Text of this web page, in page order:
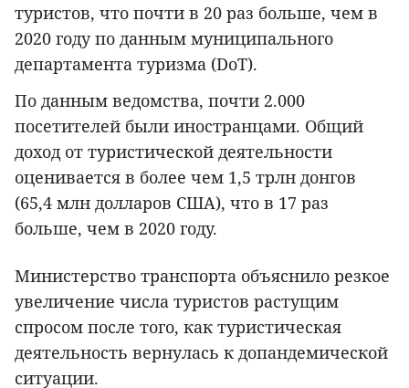
туристов, что почти в 20 раз больше, чем в
2020 году по данным муниципального
департамента туризма (DoT).
По данным ведомства, почти 2.000
посетителей были иностранцами. Общий
доход от туристической деятельности
оценивается в более чем 1,5 трлн донгов
(65,4 млн долларов США), что в 17 раз
больше, чем в 2020 году.
Министерство транспорта объяснило резкое
увеличение числа туристов растущим
спросом после того, как туристическая
деятельность вернулась к допандемической
ситуации.